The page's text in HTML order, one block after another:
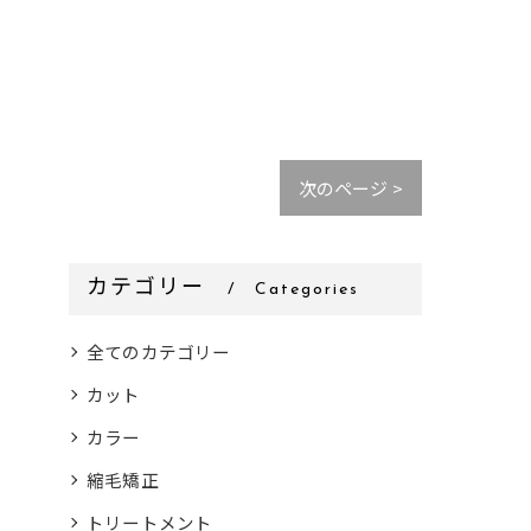
次のページ >
カテゴリー Categories
全てのカテゴリー
カット
カラー
縮毛矯正
トリートメント